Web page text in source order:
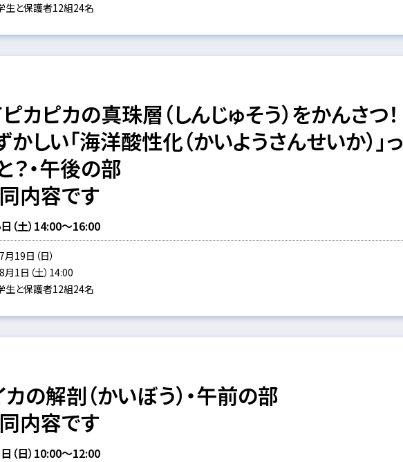
生と保護者12組24名
カピカの真珠層（しんじゅそう）をかんさつ！
かしい「海洋酸性化（かいようさんせいか）」っ
？・午後の部
内容です
（土）14:00～16:00
19日（日）
1日（土）14:00
生と保護者12組24名
カの解剖（かいぼう）・午前の部
内容です
（日）10:00～12:00